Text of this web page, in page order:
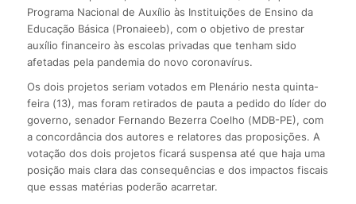
Programa Nacional de Auxílio às Instituições de Ensino da
Educação Básica (Pronaieeb), com o objetivo de prestar
auxílio financeiro às escolas privadas que tenham sido
afetadas pela pandemia do novo coronavírus.
Os dois projetos seriam votados em Plenário nesta quinta-
feira (13), mas foram retirados de pauta a pedido do líder do
governo, senador Fernando Bezerra Coelho (MDB-PE), com
a concordância dos autores e relatores das proposições. A
votação dos dois projetos ficará suspensa até que haja uma
posição mais clara das consequências e dos impactos fiscais
que essas matérias poderão acarretar.